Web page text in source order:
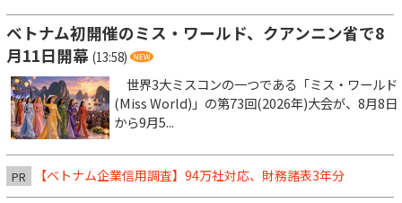
ベトナム初開催のミス・ワールド、クアンニン省で8
月11日開幕 (13:58)
世界3大ミスコンの一つである「ミス・ワールド
(Miss World)」の第73回(2026年)大会が、8月8日
から9月5...
PR 【ベトナム企業信用調査】94万社対応、財務諸表3年分